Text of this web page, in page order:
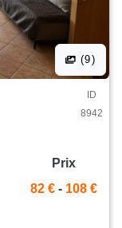
(9)
ID
8942
Prix
82 € - 108 €